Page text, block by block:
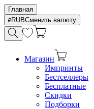
Главная
RUBСменить валюту
Магазин
Импринты
Бестселлеры
Бесплатные
Скидки
Подборки